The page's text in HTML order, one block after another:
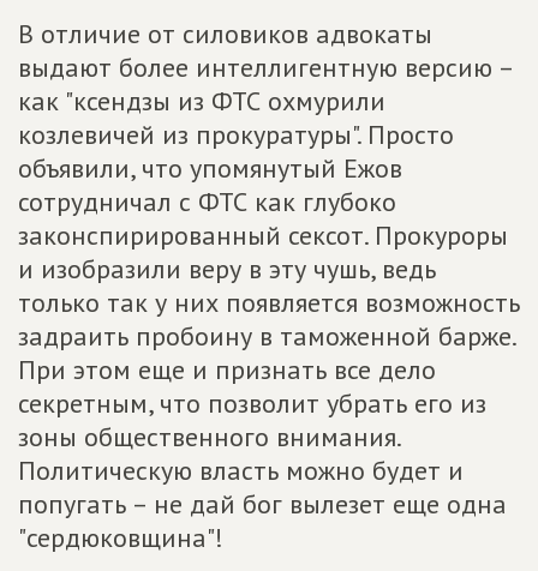
В отличие от силовиков адвокаты
выдают более интеллигентную версию –
как "ксендзы из ФТС охмурили
козлевичей из прокуратуры". Просто
объявили, что упомянутый Ежов
сотрудничал с ФТС как глубоко
законспирированный сексот. Прокуроры
и изобразили веру в эту чушь, ведь
только так у них появляется возможность
задраить пробоину в таможенной барже.
При этом еще и признать все дело
секретным, что позволит убрать его из
зоны общественного внимания.
Политическую власть можно будет и
попугать – не дай бог вылезет еще одна
"сердюковщина"!